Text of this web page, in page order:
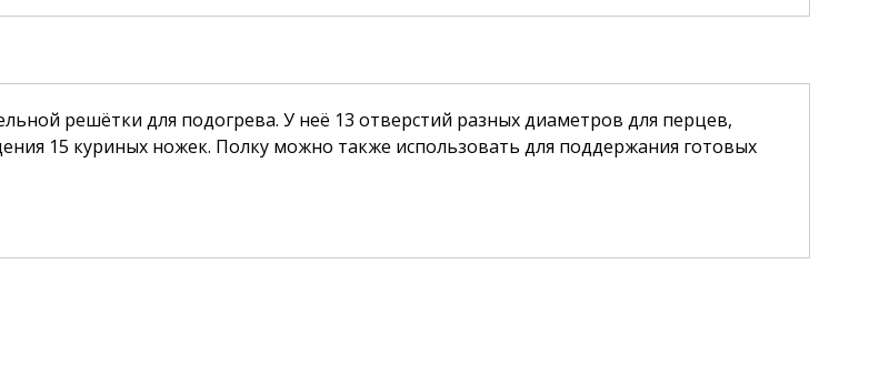
решётки для подогрева. У неё 13 отверстий разных диаметров для перцев,
15 куриных ножек. Полку можно также использовать для поддержания готовых